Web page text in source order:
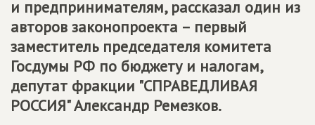
и предпринимателям, рассказал один из
авторов законопроекта – первый
заместитель председателя комитета
Госдумы РФ по бюджету и налогам,
депутат фракции "СПРАВЕДЛИВАЯ
РОССИЯ" Александр Ремезков.